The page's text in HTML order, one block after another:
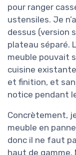
pour ranger
ustensiles. Je
dessus (version
plateau séparé.
meuble pouvait
cuisine
et finition, et
notice pendant
Concrètement,
meuble en
donc il ne faut
haut de gamme.